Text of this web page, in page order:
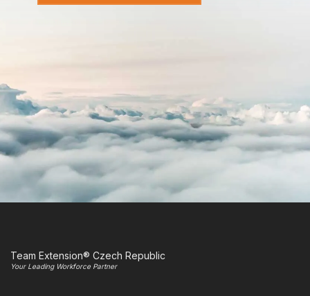
Team Extension® Czech Republic
Your Leading Workforce Partner